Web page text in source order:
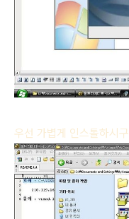
우선 가볍게 인스톨하시구